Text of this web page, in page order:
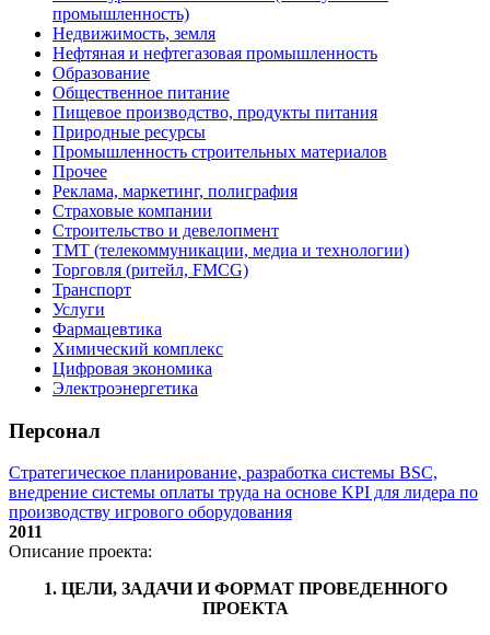
промышленность)
Недвижимость, земля
Нефтяная и нефтегазовая промышленность
Образование
Общественное питание
Пищевое производство, продукты питания
Природные ресурсы
Промышленность строительных материалов
Прочее
Реклама, маркетинг, полиграфия
Страховые компании
Строительство и девелопмент
ТМТ (телекоммуникации, медиа и технологии)
Торговля (ритейл, FMCG)
Транспорт
Услуги
Фармацевтика
Химический комплекс
Цифровая экономика
Электроэнергетика
Персонал
Стратегическое планирование, разработка системы BSC,
внедрение системы оплаты труда на основе KPI для лидера по
производству игрового оборудования
2011
Описание проекта:
1. ЦЕЛИ, ЗАДАЧИ И ФОРМАТ ПРОВЕДЕННОГО
ПРОЕКТА